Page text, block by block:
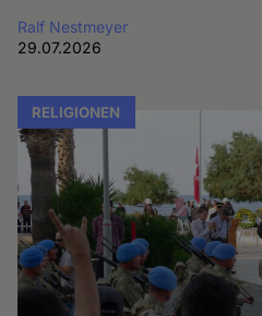
Ralf Nestmeyer
29.07.2026
RELIGIONEN